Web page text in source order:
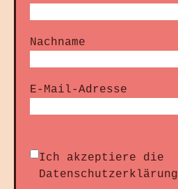
Nachname
E-Mail-Adresse
Ich akzeptiere die
Datenschutzerklärung